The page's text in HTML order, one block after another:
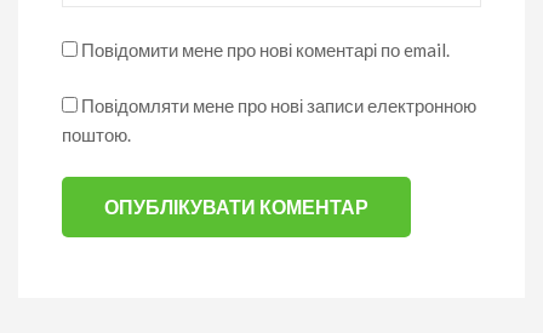
Повідомити мене про нові коментарі по email.
Повідомляти мене про нові записи електронною
поштою.